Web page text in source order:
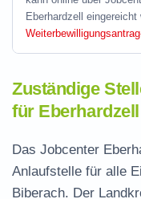
Eberhardzell
Zuständige
für Eberhardzell
Das Jobcenter
Anlaufstelle für alle
Biberach. Der